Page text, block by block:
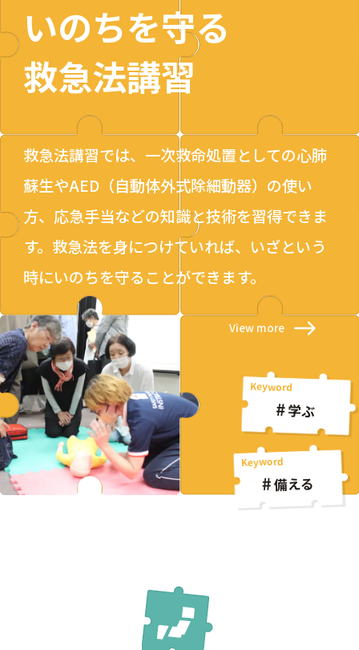
いのちを守る
救急法講習
救急法講習では、一次救命処置としての心肺
蘇生やAED（自動体外式除細動器）の使い
方、応急手当などの知識と技術を習得できま
す。救急法を身につけていれば、いざという
時にいのちを守ることができます。
View more
学ぶ
備える